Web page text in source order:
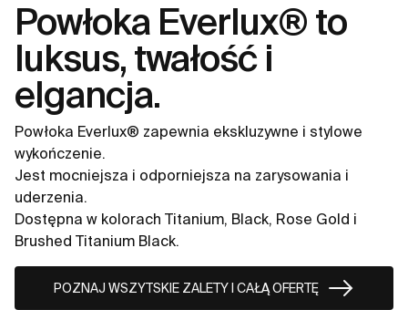
Powłoka Everlux® to
luksus, twałość i
elgancja.
Powłoka Everlux® zapewnia ekskluzywne i stylowe
wykończenie.
Jest mocniejsza i odporniejsza na zarysowania i
uderzenia.
Dostępna w kolorach Titanium, Black, Rose Gold i
Brushed Titanium Black.
POZNAJ WSZYTSKIE ZALETY I CAŁĄ OFERTĘ